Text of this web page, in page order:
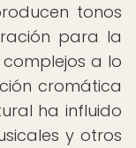
tonos
para la
a lo
cromática
ha influido
y otros